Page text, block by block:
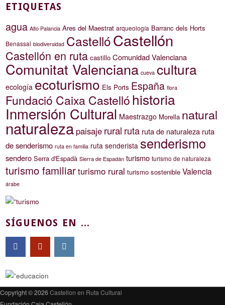
ETIQUETAS
agua Alto Palancia Ares del Maestrat arqueología Barranc dels Horts
Benassal biodiversidad CastellóCastellón
Castellón en ruta castillo Comunidad Valenciana
Comunitat Valenciana cueva cultura
ecología ecoturismo Els Ports España flora
Fundació Caixa Castellóhistoria
Inmersión Cultural Maestrazgo Morella natural
naturaleza paisaje rural ruta ruta de naturaleza ruta
de senderismo ruta en familia ruta senderista senderismo
sendero Serra d'Espadà Sierra de Espadán turismo turismo de naturaleza
turismo familiarturismo rural turismo sostenible Valencia
árabe
SÍGUENOS EN ...
Copyright © 2026Castellon en Ruta Cultural